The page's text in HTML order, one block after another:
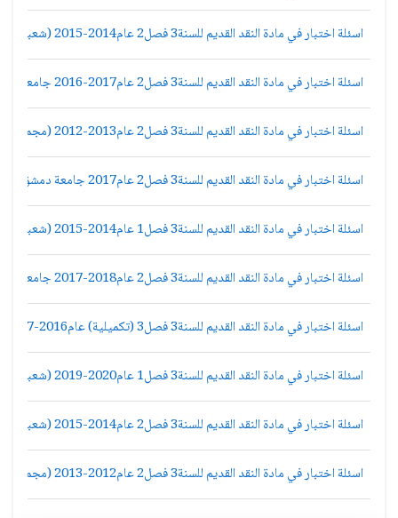
اسئلة اختبار في مادة النقد القديم للسنة3 فصل2 عام2014-2015 (شعبة2) جامعة دمشق كلية الاداب قسم لغة عربية
اسئلة اختبار في مادة النقد القديم للسنة3 فصل2 عام2017-2016 جامعة دمشق كلية الاداب قسم لغة عربية
اسئلة اختبار في مادة النقد القديم للسنة3 فصل2 عام2013-2012 (مجموعة2) جامعة دمشق كلية الاداب قسم لغة عربية
اسئلة اختبار في مادة النقد القديم للسنة3 فصل2 عام2017 جامعة دمشق كلية الاداب قسم لغة عربية
اسئلة اختبار في مادة النقد القديم للسنة3 فصل1 عام2014-2015 (شعبة1) جامعة دمشق كلية الاداب قسم لغة عربية
اسئلة اختبار في مادة النقد القديم للسنة3 فصل2 عام2018-2017 جامعة دمشق كلية الاداب قسم لغة عربية
اسئلة اختبار في مادة النقد القديم للسنة3 فصل3 (تكميلية) عام2016-2017 جامعة دمشق كلية الاداب قسم لغة عربية
اسئلة اختبار في مادة النقد القديم للسنة3 فصل1 عام2020-2019 (شعبة1) جامعة دمشق كلية الاداب قسم لغة عربية
اسئلة اختبار في مادة النقد القديم للسنة3 فصل2 عام2014-2015 (شعبة1) جامعة دمشق كلية الاداب قسم لغة عربية
اسئلة اختبار في مادة النقد القديم للسنة3 فصل2 عام2012-2013 (مجموعة1) جامعة دمشق كلية الاداب قسم لغة عربية